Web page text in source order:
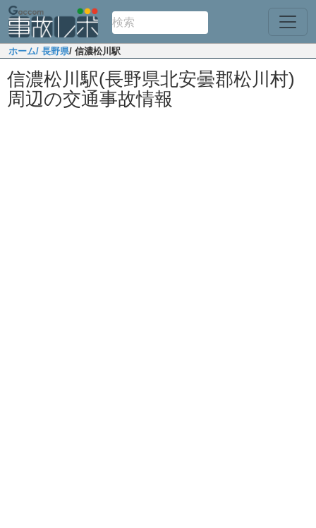
ホーム/ 長野県/ 信濃松川駅
信濃松川駅(長野県北安曇郡松川村)
周辺の交通事故情報